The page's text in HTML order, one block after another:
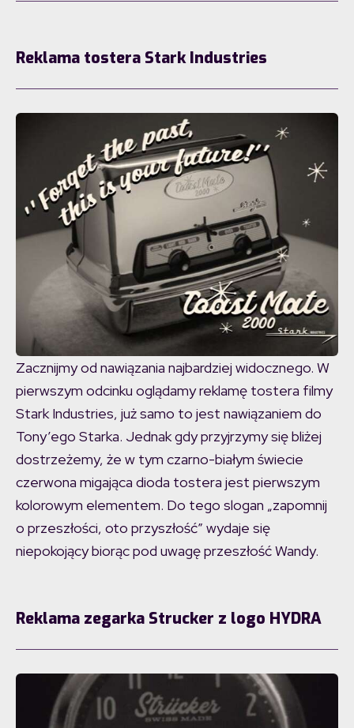
Reklama tostera Stark Industries
Zacznijmy od nawiązania najbardziej widocznego. W
pierwszym odcinku oglądamy reklamę tostera filmy
Stark Industries, już samo to jest nawiązaniem do
Tony’ego Starka. Jednak gdy przyjrzymy się bliżej
dostrzeżemy, że w tym czarno-białym świecie
czerwona migająca dioda tostera jest pierwszym
kolorowym elementem. Do tego slogan „zapomnij
o przeszłości, oto przyszłość” wydaje się
niepokojący biorąc pod uwagę przeszłość Wandy.
Reklama zegarka Strucker z logo HYDRA